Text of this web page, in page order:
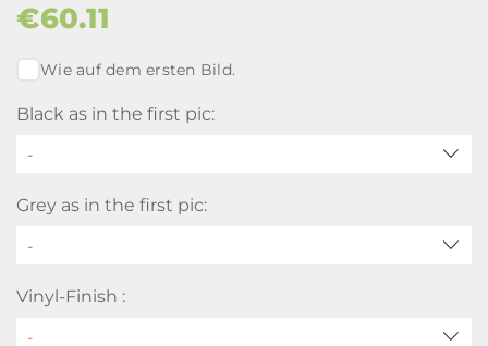
€60.11
Wie auf dem ersten Bild.
Black as in the first pic:
-
Grey as in the first pic:
-
Vinyl-Finish :